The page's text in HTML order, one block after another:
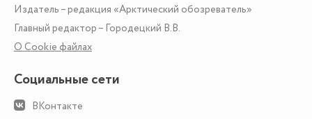
Издатель – редакция «Арктический обозреватель»
Главный редактор – Городецкий В.В.
О Сookie файлах
Социальные сети
ВКонтакте